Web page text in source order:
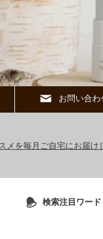
お問い合わ
を毎月ご自宅にお届
検索注目ワード